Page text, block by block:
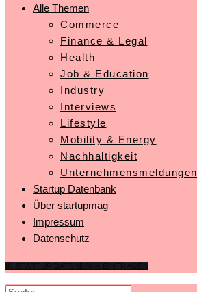
Alle Themen
Commerce
Finance & Legal
Health
Job & Education
Industry
Interviews
Lifestyle
Mobility & Energy
Nachhaltigkeit
Unternehmensmeldungen
Startup Datenbank
Über startupmag
Impressum
Datenschutz